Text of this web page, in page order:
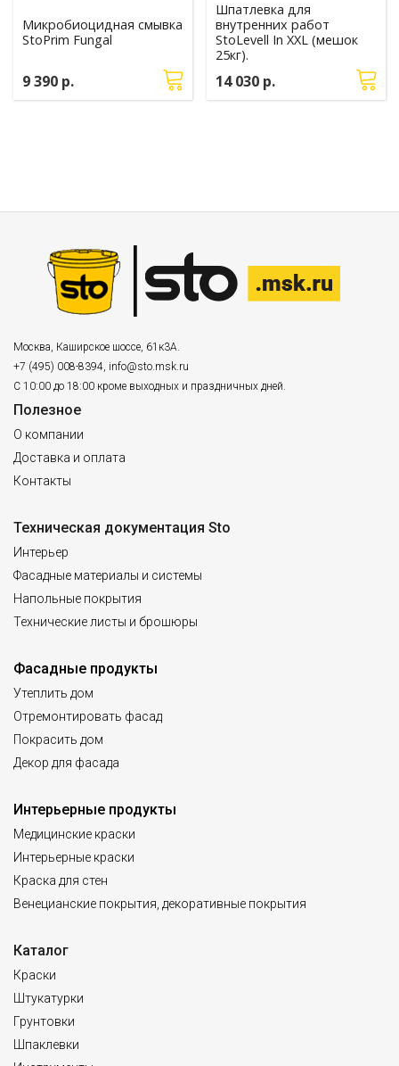
Микробиоцидная смывка
StoPrim Fungal
9 390 р.
Шпатлевка для
внутренних работ
StoLevell In XXL (мешок
25кг).
14 030 р.
Москва, Каширское шоссе, 61к3А.
+7 (495) 008-8394, info@sto.msk.ru
С 10:00 до 18:00 кроме выходных и праздничных дней.
Полезное
О компании
Доставка и оплата
Контакты
Техническая документация Sto
Интерьер
Фасадные материалы и системы
Напольные покрытия
Технические листы и брошюры
Фасадные продукты
Утеплить дом
Отремонтировать фасад
Покрасить дом
Декор для фасада
Интерьерные продукты
Медицинские краски
Интерьерные краски
Краска для стен
Венецианские покрытия, декоративные покрытия
Каталог
Краски
Штукатурки
Грунтовки
Шпаклевки